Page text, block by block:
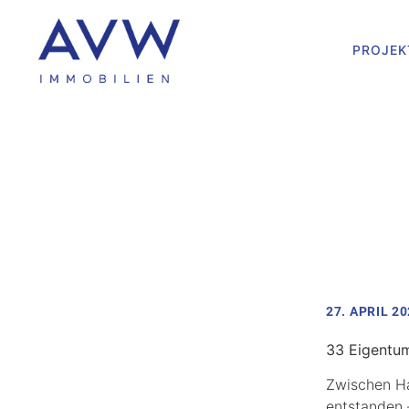
27. APRIL
33
Zwischen